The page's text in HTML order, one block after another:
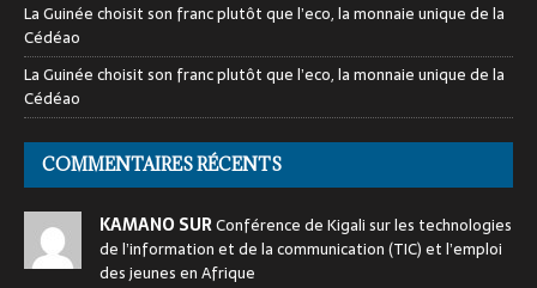
La Guinée choisit son franc plutôt que l’eco, la monnaie unique de la
Cédéao
La Guinée choisit son franc plutôt que l’eco, la monnaie unique de la
Cédéao
COMMENTAIRES RÉCENTS
KAMANO SURConférence de Kigali sur les technologies
de l’information et de la communication (TIC) et l’emploi
des jeunes en Afrique